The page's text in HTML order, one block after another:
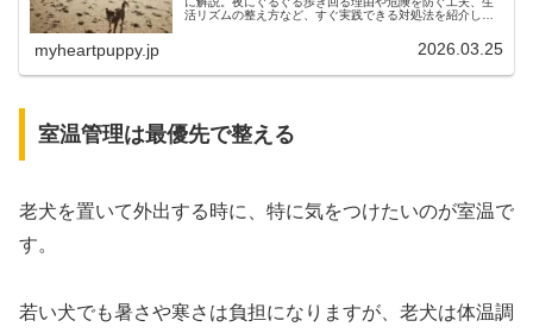
活リズムの整え方など、すぐ実践できる対処法を紹介しま
myheartpuppy.jp 2026.03.25
室温管理は最優先で整える
老犬を置いて外出する時に、特に気をつけたいのが室温で
す。
若い犬でも暑さや寒さは負担になりますが、老犬は体温調